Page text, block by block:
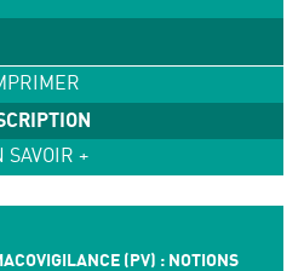
SAVOIR +
(PV) : NOTIONS